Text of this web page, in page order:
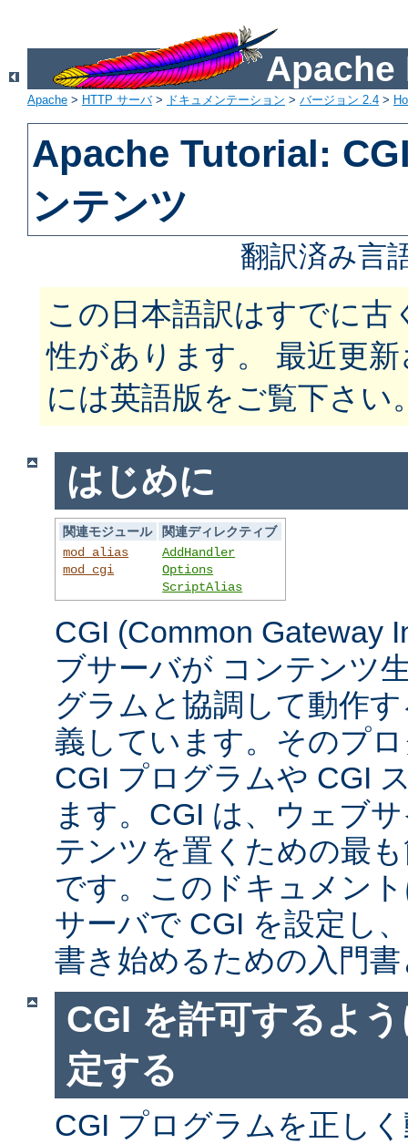
Apache
Apache > HTTP サーバ> ドキュメンテーション > バージョン 2.4 >
Apache Tutorial:
ンテンツ
翻訳済み言
この日本語訳はすでに古
性があります。 最近更
には英語版をご覧下さい
はじめに
関連モジュール
関連ディレクティブ
mod_alias
mod_cgi
AddHandler
Options
ScriptAlias
CGI (Common Gateway
ブサーバが コンテンツ
グラムと協調して動作
義しています。そのプ
CGI プログラムや CGI
ます。CGI は、ウェブ
テンツを置くための最
です。このドキュメン
サーバで CGI を設定し
書き始めるための入門
CGI を許可するよ
定する
CGI プログラムを正し